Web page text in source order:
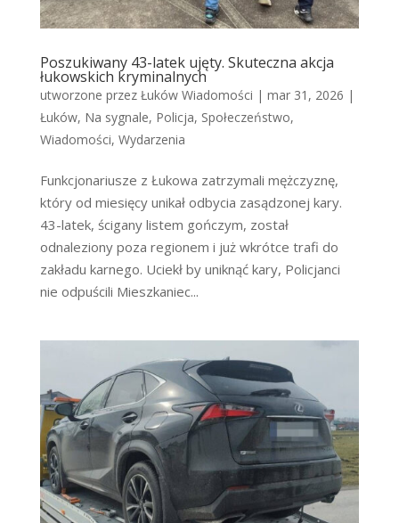
Poszukiwany 43-latek ujęty. Skuteczna akcja
łukowskich kryminalnych
utworzone przez Łuków Wiadomości | mar 31, 2026 |
Łuków, Na sygnale, Policja, Społeczeństwo,
Wiadomości, Wydarzenia
Funkcjonariusze z Łukowa zatrzymali mężczyznę,
który od miesięcy unikał odbycia zasądzonej kary.
43-latek, ścigany listem gończym, został
odnaleziony poza regionem i już wkrótce trafi do
zakładu karnego. Uciekł by uniknąć kary, Policjanci
nie odpuścili Mieszkaniec...